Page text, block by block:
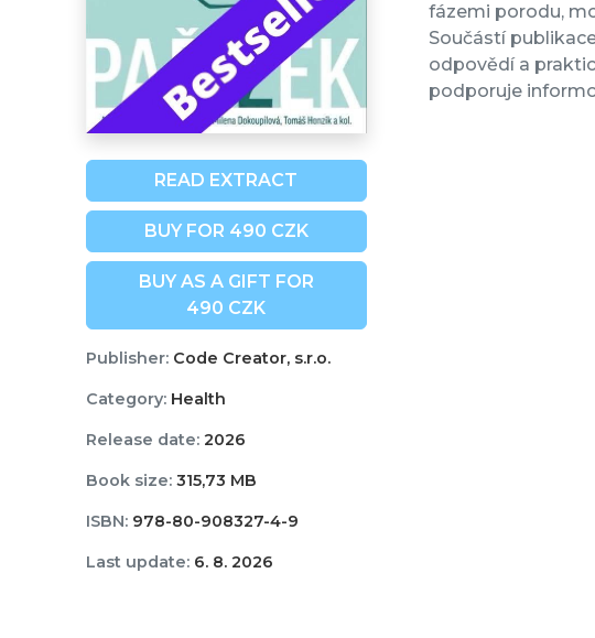
READ EXTRACT
BUY FOR 490 CZK
BUY AS A GIFT FOR
490 CZK
Publisher:Code Creator, s.r.o.
Category:Health
Release date:2026
Book size:315,73 MB
ISBN:978-80-908327-4-9
Last update:6. 8. 2026
fázemi porodu,
Součástí
odpovědí a
podporuje